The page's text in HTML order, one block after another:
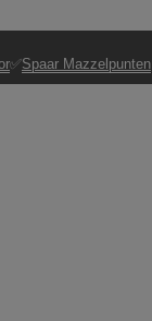
✅Spaar Mazzelpunten